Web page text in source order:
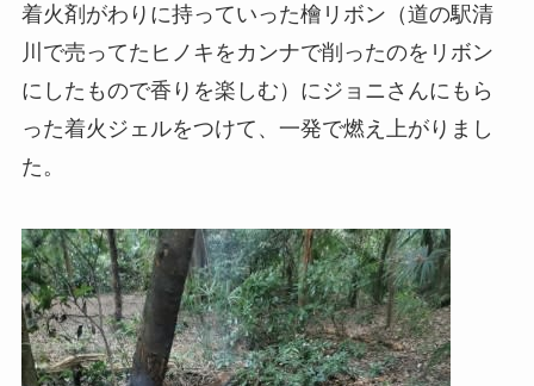
着火剤がわりに持っていった檜リボン（道の駅清
川で売ってたヒノキをカンナで削ったのをリボン
にしたもので香りを楽しむ）にジョニさんにもら
った着火ジェルをつけて、一発で燃え上がりまし
た。